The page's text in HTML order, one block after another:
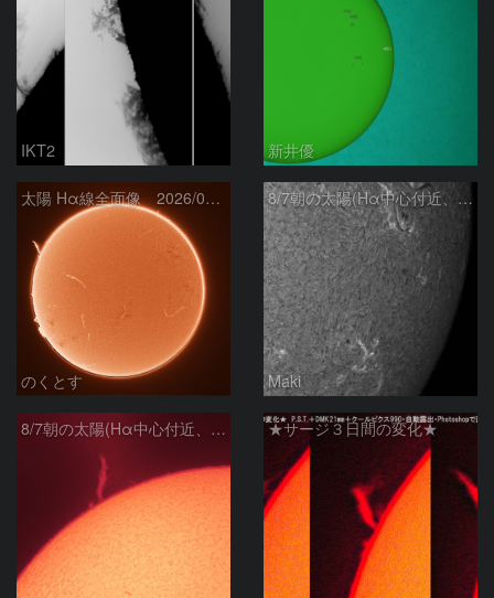
IKT2 新井優
太陽 Hα線全面像 2026/08/07
のくとす
8/7朝の太陽(Hα中心付近、4498、4502付近)
Maki
8/7朝の太陽(Hα中心付近、プロミネンス) ★サージ３日間の変化★